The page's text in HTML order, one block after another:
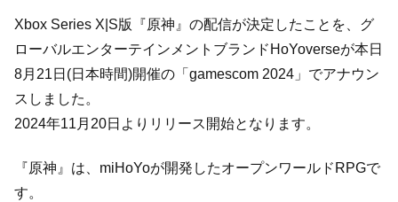
Xbox Series X|S版『原神』の配信が決定したことを、グ
ローバルエンターテインメントブランドHoYoverseが本日
8月21日(日本時間)開催の「gamescom 2024」でアナウン
スしました。
2024年11月20日よりリリース開始となります。
『原神』は、miHoYoが開発したオープンワールドRPGで
す。